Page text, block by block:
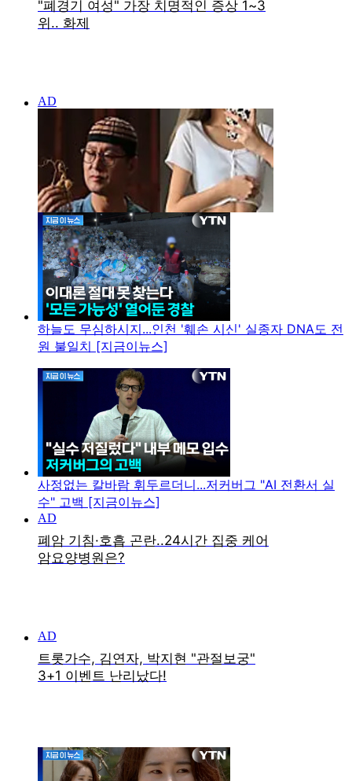
하늘도 무심하시지...인천 '훼손 시신' 실종자 DNA도 전
원 불일치 [지금이뉴스]
사정없는 칼바람 휘두르더니...저커버그 "AI 전환서 실
수" 고백 [지금이뉴스]